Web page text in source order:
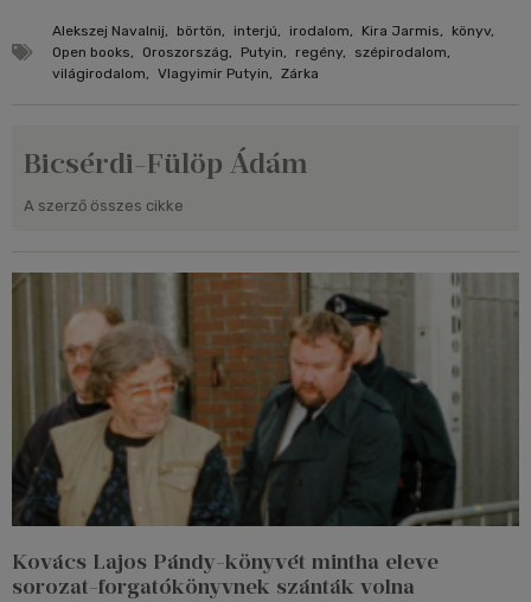
Alekszej Navalnij, börtön, interjú, irodalom, Kira Jarmis, könyv,
Open books, Oroszország, Putyin, regény, szépirodalom,
világirodalom, Vlagyimir Putyin, Zárka
Bicsérdi-Fülöp Ádám
A szerző összes cikke
Kovács Lajos Pándy-könyvét mintha eleve
sorozat-forgatókönyvnek szánták volna